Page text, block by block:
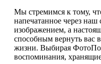
Мы стремимся к тому,
напечатанное через
изображением, а
способным вернуть вас
жизни. Выбирая
воспоминания,